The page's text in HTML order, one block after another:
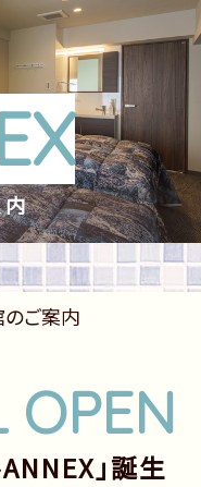
内
ご案内
OPEN
」誕生